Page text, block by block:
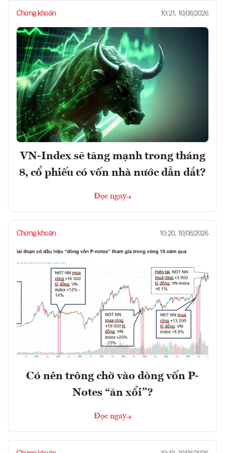
Chứng khoán 10:21, 10/08/2026
VN-Index sẽ tăng mạnh trong tháng
8, cổ phiếu có vốn nhà nước dẫn dắt?
Đọc ngay
Chứng khoán 10:20, 10/08/2026
Có nên trông chờ vào dòng vốn P-
Notes “ăn xổi”?
Đọc ngay